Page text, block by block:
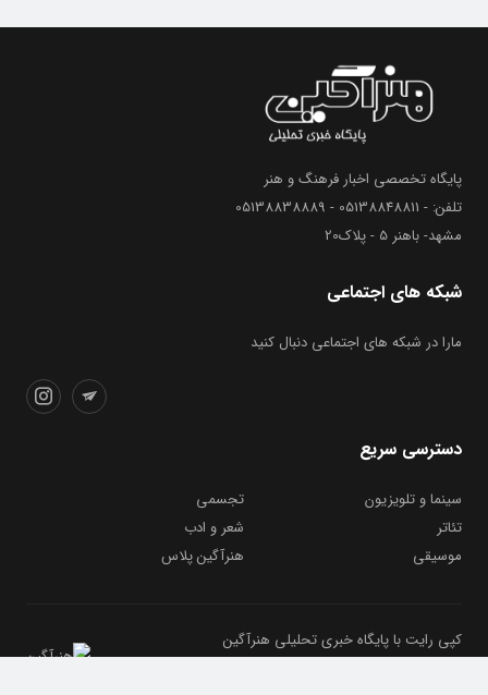
پایگاه تخصصی اخبار فرهنگ و هنر
تلفن: - 05138848811 - 05138838889
مشهد- باهنر 5 - پلاک20
شبکه های اجتماعی
مارا در شبکه های اجتماعی دنبال کنید
دسترسی سریع
سینما و تلویزیون
تجسمی
تئاتر
شعر و ادب
موسیقی
هنرآگین پلاس
کپی رایت با پایگاه خبری تحلیلی هنرآگین